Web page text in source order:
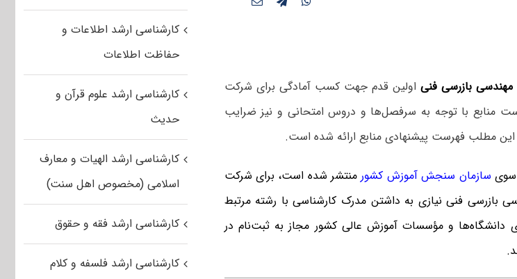
مهندسی بازرسی فنیاولین قدم جهت کسب آمادگی برای شرکت
است منابع با توجه به سرفصل‌ها و دروس امتحانی و نیز ضرایب
مطلب فهرست پیشنهادی منابع ارائه شده است.
سوی سازمان سنجش آموزش کشور منتشر شده است، برای شرکت
بازرسی فنی نیازی به داشتن مدرک کارشناسی با رشته مرتبط
دانشگاه‌ها و مؤسسات آموزش عالی کشور مجاز به ثبت‌نام در
کارشناسی ارشد اطلاعات و
حفاظت اطلاعات
کارشناسی ارشد علوم قرآن و
حدیث
کارشناسی ارشد الهیات و معارف
اسلامی (مخصوص اهل سنت)
کارشناسی ارشد فقه و حقوق
کارشناسی ارشد فلسفه و کلام